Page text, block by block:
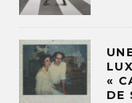
«
DE